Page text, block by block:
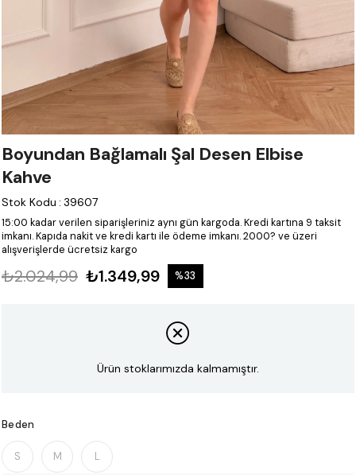
Boyundan Bağlamalı Şal Desen Elbise
Kahve
Stok Kodu : 39607
15:00 kadar verilen siparişleriniz aynı gün kargoda.Kredi kartına 9 taksit
imkanı.Kapıda nakit ve kredi kartı ile ödeme imkanı.2000? ve üzeri
alışverişlerde ücretsiz kargo
₺2.024,99 ₺1.349,99 %33
Ürün stoklarımızda kalmamıştır.
Beden
S M L